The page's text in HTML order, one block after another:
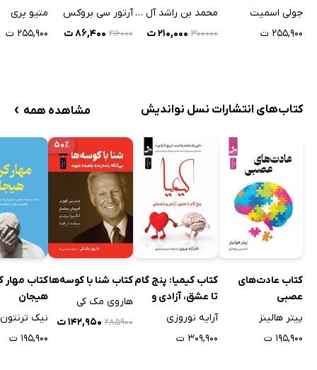
من نگفته؟
جولی اسمیت
۲۵۵,۹۰۰ ت
محمد بن راشد آل مکتوم
۳۰۰۰۰۰ ۲۱۰,۰۰۰ ت
آرتور سی بروکس
۲۱۶۰۰۰ ۸۶,۴۰۰ ت
بینگ)
متیو پری
۲۵۵,۹۰۰ ت
کتاب‌های انتشارات نسل نواندیش مشاهده همه ›
کتاب عادت‌های
عصبی
پیتر هالینز
۱۹۵,۹۰۰ ت
کتاب کیمیا: پنج گام
تا عشق، آزادی و
شادمانی
آرایه نوروزی
۳۰۹,۹۰۰ ت
۵۰٪
کتاب شنا با کوسه‌ها
هاروی مک کی
۲۸۵۹۰۰ ۱۴۲,۹۵۰ ت
کتاب مهار
هیجان
نیک ترنتون
۱۹۵,۹۰۰ ت